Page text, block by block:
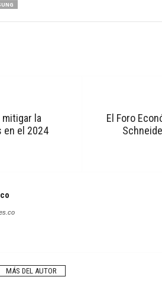
la
en el 2024
El Foro
MÁS DEL AUTOR